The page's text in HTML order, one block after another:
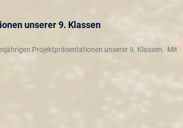
unserer 9. Klassen
Projektpräsentationen unserer 9. Klassen. Mit